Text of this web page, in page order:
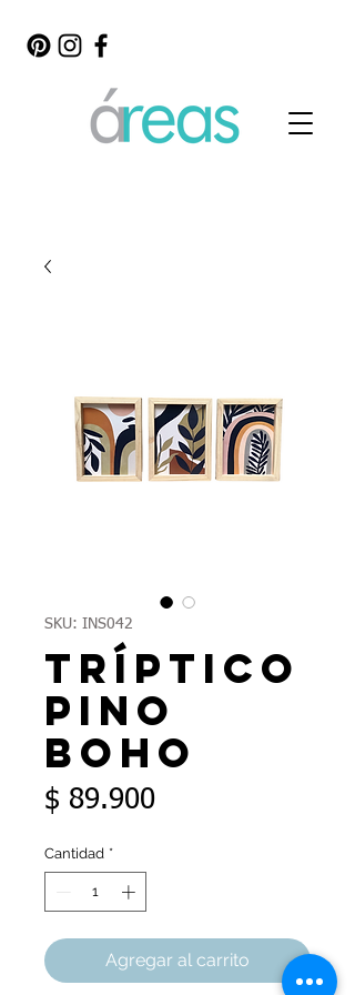
SKU: INS042
Tríptico
pino
boho
$ 89.900Precio
Cantidad *
Agregar al carrito